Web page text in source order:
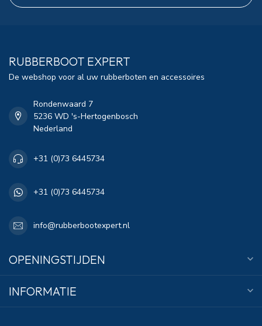
RUBBERBOOT EXPERT
De webshop voor al uw rubberboten en accessoires
Rondenwaard 7
5236 WD 's-Hertogenbosch
Nederland
+31 (0)73 6445734
+31 (0)73 6445734
info@rubberbootexpert.nl
OPENINGSTIJDEN
INFORMATIE